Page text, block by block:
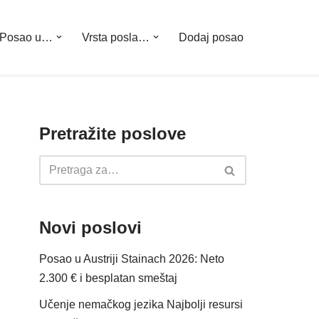
Posao u… Vrsta posla… Dodaj posao
Pretražite poslove
Novi poslovi
Posao u Austriji Stainach 2026: Neto
2.300 € i besplatan smeštaj
Učenje nemačkog jezika Najbolji resursi